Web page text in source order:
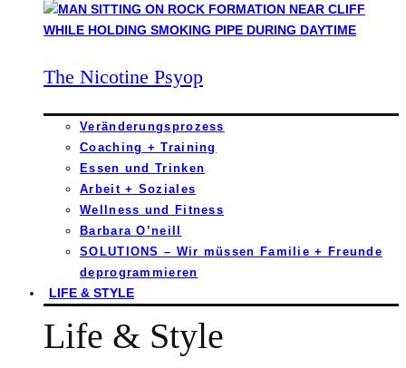
The Nicotine Psyop
Veränderungsprozess
Coaching + Training
Essen und Trinken
Arbeit + Soziales
Wellness und Fitness
Barbara O’neill
SOLUTIONS – Wir müssen Familie + Freunde
deprogrammieren
LIFE & STYLE
Life & Style